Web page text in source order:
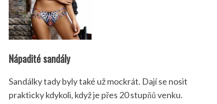
Nápadité sandály
Sandálky tady byly také už mockrát. Dají se nosit
prakticky kdykoli, když je přes 20 stupňů venku.